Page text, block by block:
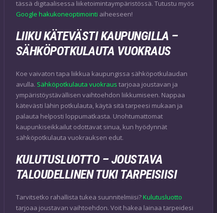
tässä digitaalisessa liiketoimintaympäristössä. Tutustu myös
Google hakukoneoptimointi aiheeseen!
LIIKU KÄTEVÄSTI KAUPUNGILLA –
SÄHKÖPOTKULAUTA VUOKRAUS
Koe vaivaton tapa liikkua kaupungissa sähköpotkulaudan
avulla. Sähköpotkulauta vuokraus tarjoaa joustavan ja
ympäristöystävällisen vaihtoehdon liikkumiseen. Nappaa
kätevästi lähin potkulauta, käytä sitä tarpeesi mukaan ja
palauta helposti loppumatkasta. Unohtumattomat
kaupunkiseikkailut odottavat sinua, kun hyödynnät
sähköpotkulauta vuokrauksen edut.
KULUTUSLUOTTO – JOUSTAVA
TALOUDELLINEN TUKI TARPEISIISI
Tarvitsetko rahallista tukea suunnitelmiisi?Kulutusluotto
tarjoaa joustavan vaihtoehdon. Voit hakea lainaa tarpeidesi